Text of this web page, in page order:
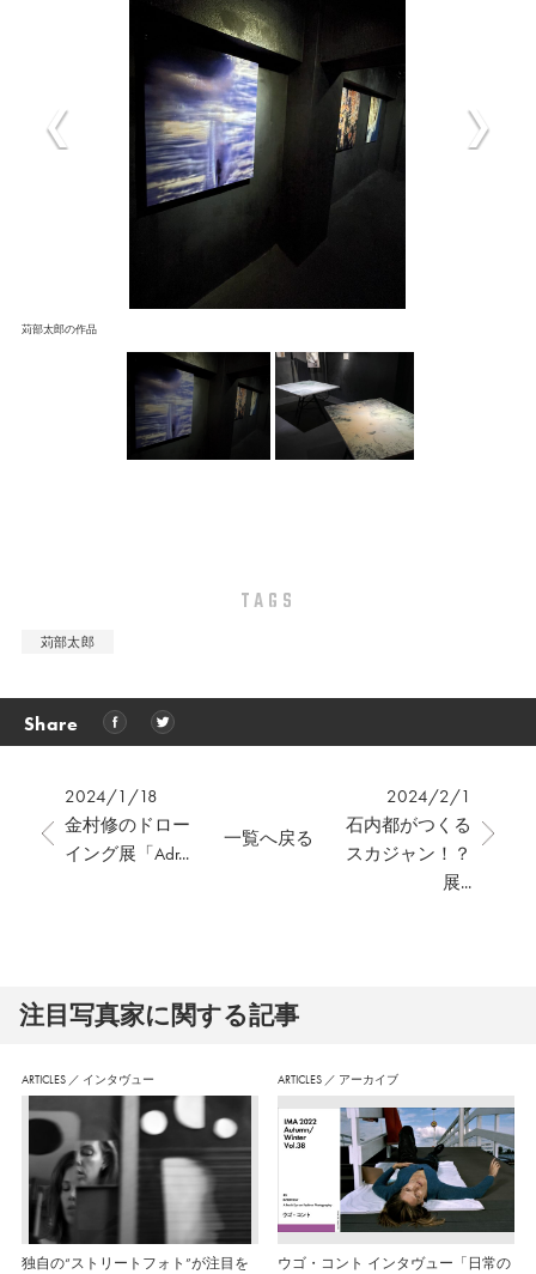
苅部太郎の作品
TAGS
苅部太郎
Share
2024/1/18
金村修のドロー
イング展「Adr...
2024/2/1
石内都がつくる
スカジャン！？
展...
一覧へ戻る
注⽬写真家に関する記事
ARTICLES ／ インタヴュー
独自の“ストリートフォト”が注目を
ARTICLES ／ アーカイブ
ウゴ・コント インタヴュー「日常の